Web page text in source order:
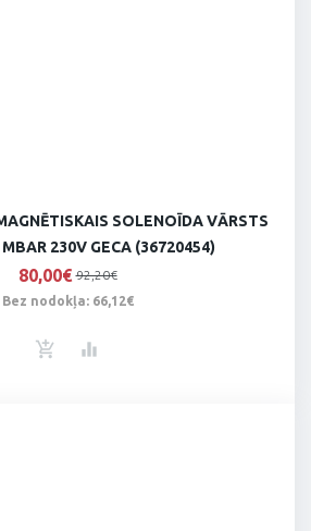
SOLENOĪDA VĀRSTS
230V GECA (36720454)
80,00€ 92,20€
Bez nodokļa: 66,12€